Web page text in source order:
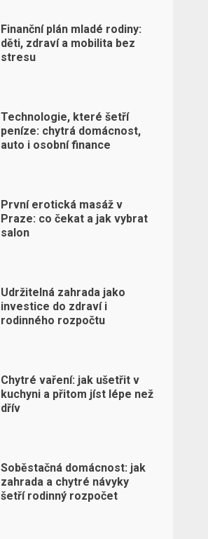
Finanční plán mladé rodiny:
děti, zdraví a mobilita bez
stresu
Technologie, které šetří
peníze: chytrá domácnost,
auto i osobní finance
První erotická masáž v
Praze: co čekat a jak vybrat
salon
Udržitelná zahrada jako
investice do zdraví i
rodinného rozpočtu
Chytré vaření: jak ušetřit v
kuchyni a přitom jíst lépe než
dřív
Soběstačná domácnost: jak
zahrada a chytré návyky
šetří rodinný rozpočet